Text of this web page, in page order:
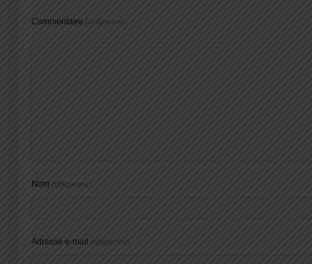
Commentaire (obligatoire)
Nom (obligatoire)
Adresse e-mail (obligatoire)